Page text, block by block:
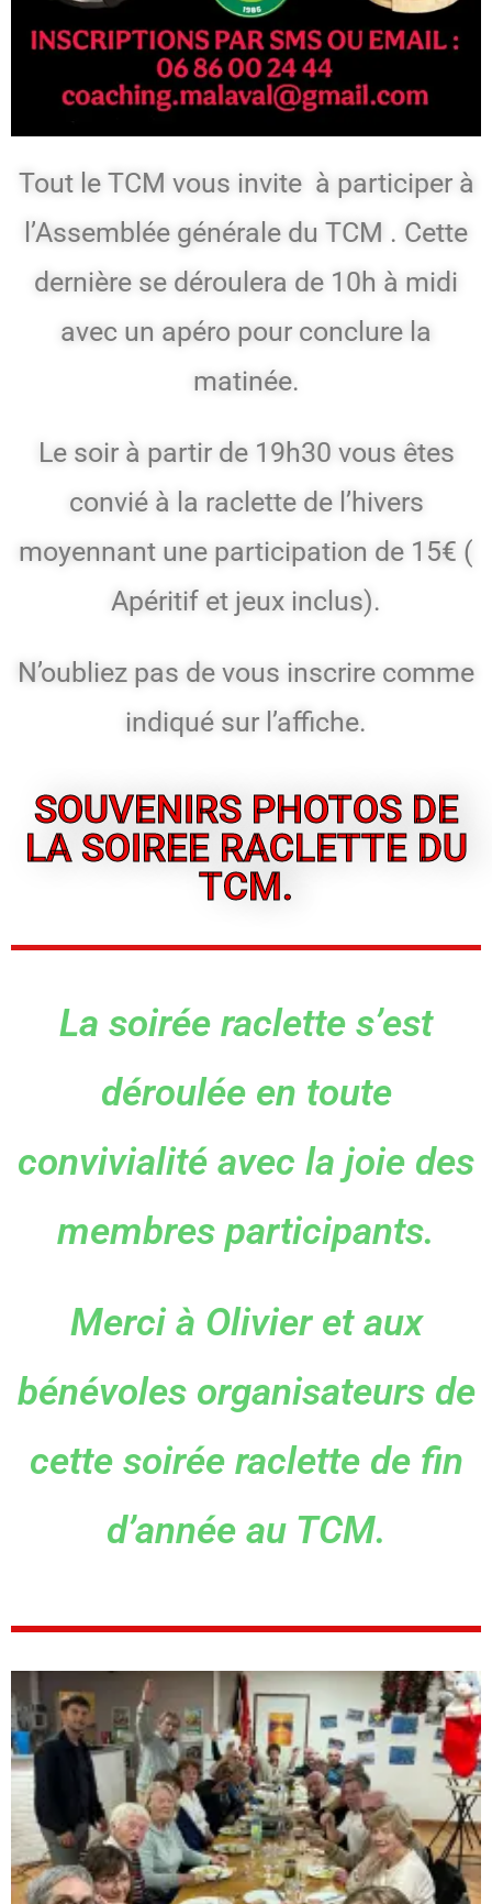
Tout le TCM vous invite à participer à
l’Assemblée générale du TCM . Cette
dernière se déroulera de 10h à midi
avec un apéro pour conclure la
matinée.
Le soir à partir de 19h30 vous êtes
convié à la raclette de l’hivers
moyennant une participation de 15€ (
Apéritif et jeux inclus).
N’oubliez pas de vous inscrire comme
indiqué sur l’affiche.
SOUVENIRS PHOTOS DE
LA SOIREE RACLETTE DU
TCM.
La soirée raclette s’est
déroulée en toute
convivialité avec la joie des
membres participants.
Merci à Olivier et aux
bénévoles organisateurs de
cette soirée raclette de fin
d’année au TCM.